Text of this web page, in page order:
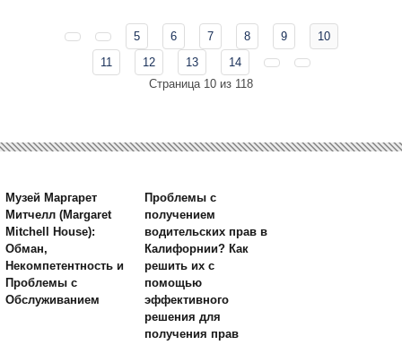
5 6 7 8 9
10
11
12 13
14
Страница 10 из 118
Музей Маргарет
Митчелл (Margaret
Mitchell House):
Обман,
Некомпетентность и
Проблемы с
Обслуживанием
Проблемы с
получением
водительских прав в
Калифорнии? Как
решить их с
помощью
эффективного
решения для
получения прав